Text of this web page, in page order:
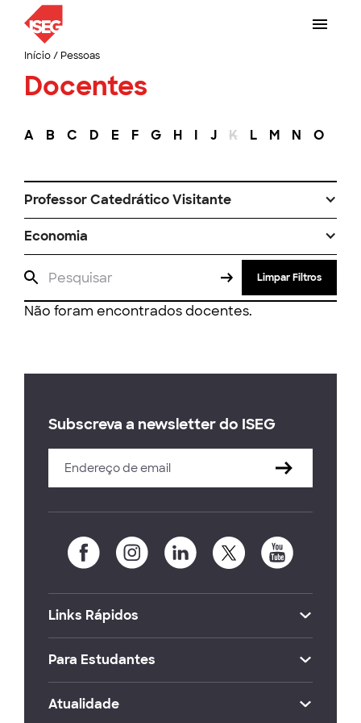
Início/ Pessoas
Docentes
A B C D E F G H I J K L M N O
Professor Catedrático Visitante
Economia
Limpar Filtros
Não foram encontrados docentes.
Subscreva a newsletter do ISEG
Links Rápidos
Para Estudantes
Atualidade